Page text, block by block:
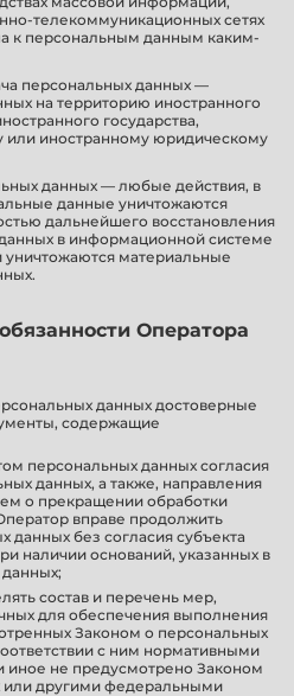
телекоммуникационных сетях
к персональным данным каким-
персональных данных —
на территорию иностранного
государства,
или иностранному юридическому
данных — любые действия, в
данные уничтожаются
дальнейшего восстановления
в информационной системе
материальные
Оператора
данных достоверные
содержащие
персональных данных согласия
данных, а также, направления
о прекращении обработки
вправе продолжить
данных без согласия субъекта
наличии оснований, указанных в
состав и перечень мер,
для обеспечения выполнения
Законом о персональных
с ним нормативными
иное не предусмотрено Законом
или другими федеральными